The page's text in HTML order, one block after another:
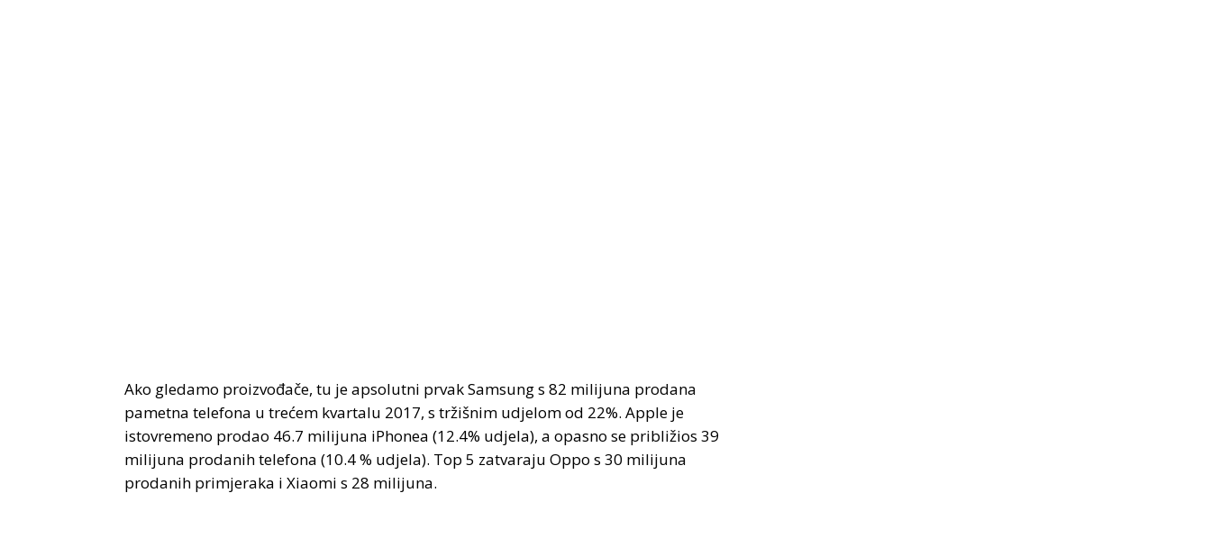
Ako gledamo proizvođače, tu je apsolutni prvak Samsung s 82 milijuna prodana
pametna telefona u trećem kvartalu 2017, s tržišnim udjelom od 22%. Apple je
istovremeno prodao 46.7 milijuna iPhonea (12.4% udjela), a opasno se približios 39
milijuna prodanih telefona (10.4 % udjela). Top 5 zatvaraju Oppo s 30 milijuna
prodanih primjeraka i Xiaomi s 28 milijuna.